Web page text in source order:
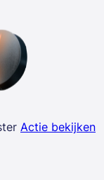
Actie bekijken